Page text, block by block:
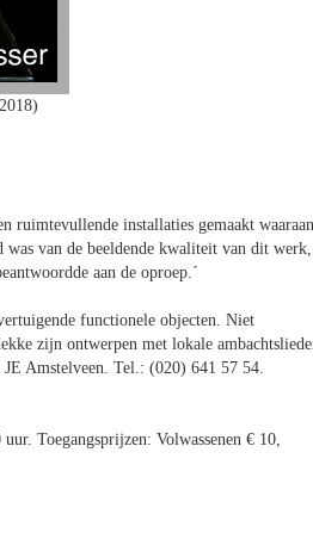
ruimtevullende installaties gemaakt waaraan
van de beeldende kwaliteit van dit werk,
aan de oproep.´
functionele objecten. Niet
zijn ontwerpen met lokale
JE Amstelveen. Tel.: (020) 641 57 54.
Toegangsprijzen: Volwassenen € 10,